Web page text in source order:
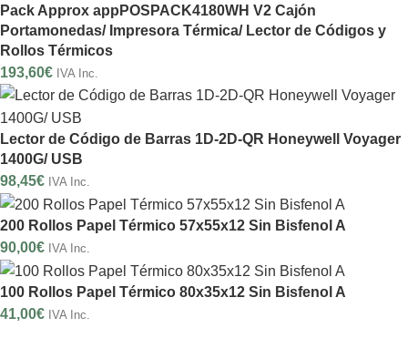
Pack Approx appPOSPACK4180WH V2 Cajón
Portamonedas/ Impresora Térmica/ Lector de Códigos y
Rollos Térmicos
193,60€ IVA Inc.
Lector de Código de Barras 1D-2D-QR Honeywell Voyager
1400G/ USB
98,45€ IVA Inc.
200 Rollos Papel Térmico 57x55x12 Sin Bisfenol A
90,00€ IVA Inc.
100 Rollos Papel Térmico 80x35x12 Sin Bisfenol A
41,00€ IVA Inc.